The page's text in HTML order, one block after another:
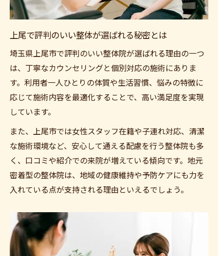
筋肉調整と骨盤矯正の組み合わせがもたら
ス
整体で実感する体質改善と快適な毎日への変化
整体による体質改善と日常生活への好影響
女性の整体体験談から学ぶ変化と喜び
整体で得られる姿勢改善と毎日の軽やかさ
骨盤矯正と整体の違いと効率的な体質改善
法
整体院通院で感じる心身の変化と健康習慣
カラダドクター整体院 加須院
上尾で評判のいい整体が選ばれる秘密とは
埼玉県上尾市で評判のいい整体院が選ばれる理由の一つ
は、丁寧なカウンセリングと個別対応の施術にありま
す。利用者一人ひとりの体質や生活習慣、悩みの特徴に
応じて施術内容を最適化することで、高い満足度を実現
しています。
また、上尾市では女性スタッフ在籍や子連れ対応、清潔
な施術環境など、安心して通える配慮を行う整体院も多
く、口コミや紹介での来院が増えている傾向です。地元
密着型の整体院は、地域の健康維持や予防ケアにも力を
入れている点が支持される理由といえるでしょう。